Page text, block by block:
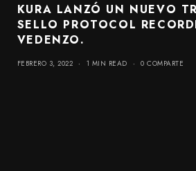
KURA LANZÓ UN NUEVO
SELLO PROTOCOL
VEDENZO.
FEBRERO 3, 2022 1 MIN READ 0 COMPARTE